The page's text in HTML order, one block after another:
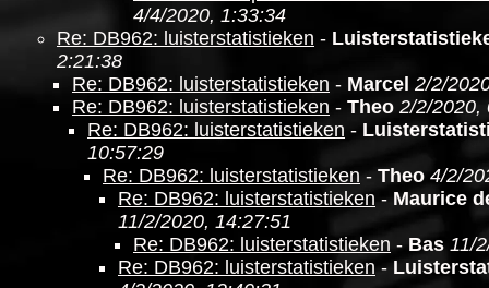
4/4/2020, 1:33:34
Re: DB962: luisterstatistieken -
2:21:38
Re: DB962: luisterstatistieken - Marcel 2/2/
Re: DB962: luisterstatistieken - Theo 2/2/2020,
Re: DB962: luisterstatistieken -
10:57:29
Re: DB962: luisterstatistieken - Theo 4/2/
Re: DB962: luisterstatistieken - Maurice
11/2/2020, 14:27:51
Re: DB962: luisterstatistieken - Bas 11/
Re: DB962: luisterstatistieken-